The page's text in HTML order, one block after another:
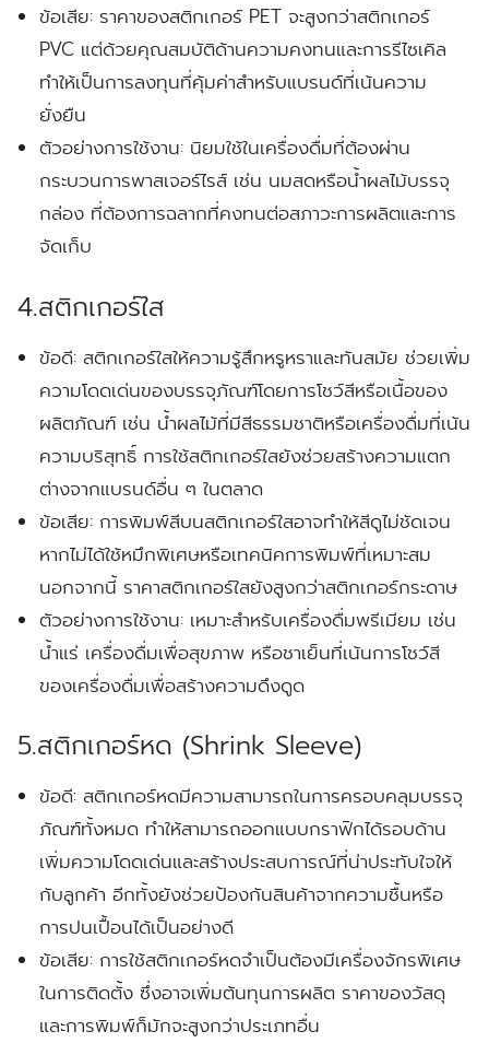
ข้อเสีย: ราคาของสติกเกอร์ PET จะสูงกว่าสติกเกอร์
PVC แต่ด้วยคุณสมบัติด้านความคงทนและการรีไซเคิล
ทำให้เป็นการลงทุนที่คุ้มค่าสำหรับแบรนด์ที่เน้นความ
ยั่งยืน
ตัวอย่างการใช้งาน: นิยมใช้ในเครื่องดื่มที่ต้องผ่าน
กระบวนการพาสเจอร์ไรส์ เช่น นมสดหรือน้ำผลไม้บรรจุ
กล่อง ที่ต้องการฉลากที่คงทนต่อสภาวะการผลิตและการ
จัดเก็บ
4.สติกเกอร์ใส
ข้อดี: สติกเกอร์ใสให้ความรู้สึกหรูหราและทันสมัย ช่วยเพิ่ม
ความโดดเด่นของบรรจุภัณฑ์โดยการโชว์สีหรือเนื้อของ
ผลิตภัณฑ์ เช่น น้ำผลไม้ที่มีสีธรรมชาติหรือเครื่องดื่มที่เน้น
ความบริสุทธิ์ การใช้สติกเกอร์ใสยังช่วยสร้างความแตก
ต่างจากแบรนด์อื่น ๆ ในตลาด
ข้อเสีย: การพิมพ์สีบนสติกเกอร์ใสอาจทำให้สีดูไม่ชัดเจน
หากไม่ได้ใช้หมึกพิเศษหรือเทคนิคการพิมพ์ที่เหมาะสม
นอกจากนี้ ราคาสติกเกอร์ใสยังสูงกว่าสติกเกอร์กระดาษ
ตัวอย่างการใช้งาน: เหมาะสำหรับเครื่องดื่มพรีเมียม เช่น
น้ำแร่ เครื่องดื่มเพื่อสุขภาพ หรือชาเย็นที่เน้นการโชว์สี
ของเครื่องดื่มเพื่อสร้างความดึงดูด
5.สติกเกอร์หด (Shrink Sleeve)
ข้อดี: สติกเกอร์หดมีความสามารถในการครอบคลุมบรรจุ
ภัณฑ์ทั้งหมด ทำให้สามารถออกแบบกราฟิกได้รอบด้าน
เพิ่มความโดดเด่นและสร้างประสบการณ์ที่น่าประทับใจให้
กับลูกค้า อีกทั้งยังช่วยป้องกันสินค้าจากความชื้นหรือ
การปนเปื้อนได้เป็นอย่างดี
ข้อเสีย: การใช้สติกเกอร์หดจำเป็นต้องมีเครื่องจักรพิเศษ
ในการติดตั้ง ซึ่งอาจเพิ่มต้นทุนการผลิต ราคาของวัสดุ
และการพิมพ์ก็มักจะสูงกว่าประเภทอื่น